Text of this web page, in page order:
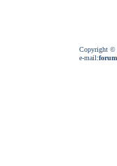
Copyright ©
e-mail: